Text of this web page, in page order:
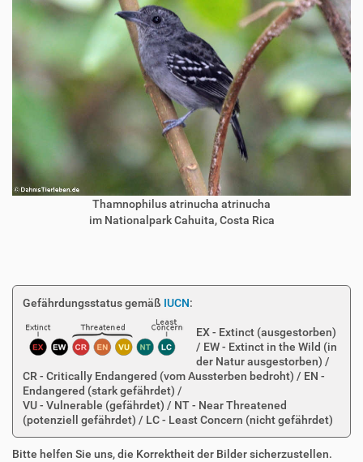
Thamnophilus atrinucha atrinucha
im Nationalpark Cahuita, Costa Rica
Gefährdungsstatus gemäß IUCN:
EX - Extinct (ausgestorben)
/ EW - Extinct in the Wild (in
der Natur ausgestorben) /
CR - Critically Endangered (vom Aussterben bedroht) / EN -
Endangered (stark gefährdet) /
VU - Vulnerable (gefährdet) / NT - Near Threatened
(potenziell gefährdet) / LC - Least Concern (nicht gefährdet)
Bitte helfen Sie uns, die Korrektheit der Bilder sicherzustellen.